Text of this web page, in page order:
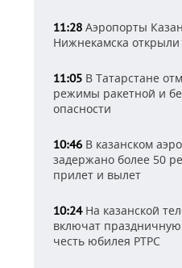
11:28 Аэропорты
Нижнекамска открыли
11:05 В Татарстане
режимы ракетной и
опасности
10:46 В казанском
задержано более 50
прилет и вылет
10:24На казанской
включат праздничную
честь юбилея РТРС